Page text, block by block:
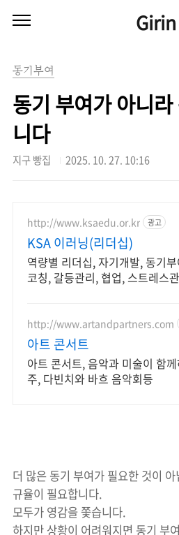
Girin
동기부여
동기 부여가 아니
니다
지구 빵집 2025. 10. 27. 10:16
http://www.ksaedu.or.kr 광고
KSA 이러닝(리더십)
역량별 리더십, 자기개발, 동기
코칭, 갈등관리, 협업, 스트레스
http://www.artandpartners.com
아트 콘서트
아트 콘서트, 음악과 미술이 함
주, 다빈치와 바흐 음악회등
더 많은 동기 부여가 필요한 것이
규율이 필요합니다.
모두가 영감을 쫓습니다.
하지만 상황이 어려워지면 동기 부